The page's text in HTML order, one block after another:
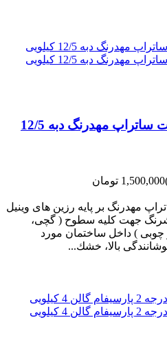
رنگ نیم پلاستیک سفید مات ساتراپ مهدرنگ دبه 12/5
1,500,000 تومان
مهدرنگ بر پایه رزین های وینیل
جهت کلیه سطوح ( گچی،
چوبی ) داخل ساختمان مورد
بالا، خشك...